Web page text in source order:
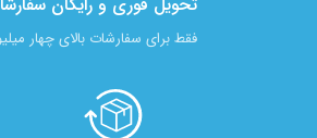
فقط برای سفارشات بالای چهار